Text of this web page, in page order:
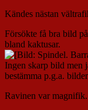
Kändes nästan
Försökte få bra bild
bland kaktusar.
Ingen skarp bild men
bestämma p.g.a.
Ravinen var